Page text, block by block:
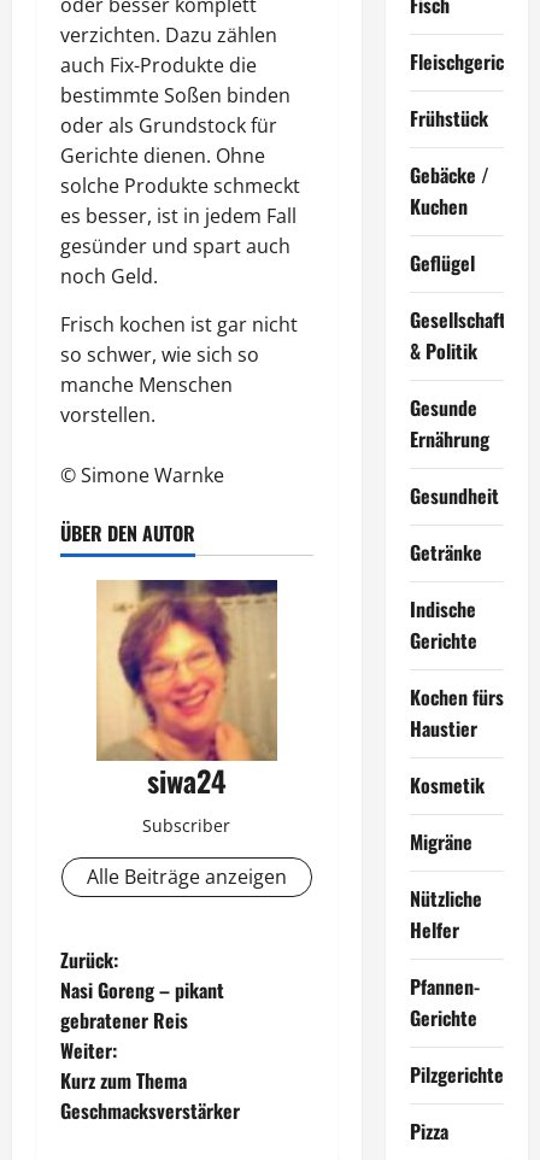
verzichten. Dazu zählen
auch Fix-Produkte die
bestimmte Soßen binden
oder als Grundstock für
Gerichte dienen. Ohne
solche Produkte schmeckt
es besser, ist in jedem Fall
gesünder und spart auch
noch Geld.
Frisch kochen ist gar nicht
so schwer, wie sich so
manche Menschen
vorstellen.
© Simone Warnke
ÜBER DEN AUTOR
siwa24
Subscriber
Alle Beiträge anzeigen
B
e
i
t
Zurück:
Nasi Goreng – pikant
gebratener Reis
Weiter:
Kurz zum Thema
Geschmacksverstärker
Fleischgerichte
Frühstück
Gebäcke /
Kuchen
Geflügel
Gesellschaft
& Politik
Gesunde
Ernährung
Gesundheit
Getränke
Indische
Gerichte
Kochen fürs
Haustier
Kosmetik
Migräne
Nützliche
Helfer
Pfannen-
Gerichte
Pilzgerichte
Pizza